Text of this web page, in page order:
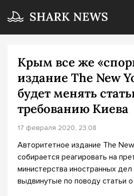
Крым все же
издание The New
будет менять
требованию Киева
17 февраля 2020, 23:08
Авторитетное издание The
собирается реагировать на
министерства иностранных
выдвинутые по поводу статьи